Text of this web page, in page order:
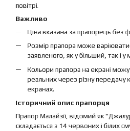
повітрі.
Важливо
Ціна вказана за прапорець без
Розмір прапора може
заявленого, як у більший, так і у
Кольори прапора на екрані
реальних через різну передачу
екранах.
Історичний опис прапорця
Прапор Малайзії, відомий як
складається з 14 червоних і білих